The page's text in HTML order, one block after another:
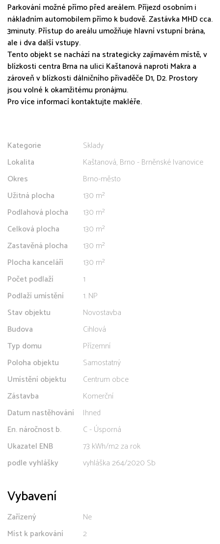
Parkování možné přímo před areálem. Příjezd osobním i
nákladním automobilem přímo k budově. Zastávka MHD cca.
3minuty. Přístup do areálu umožňuje hlavní vstupní brána,
ale i dva další vstupy.
Tento objekt se nachází na strategicky zajímavém místě, v
blízkosti centra Brna na ulici Kaštanová naproti Makra a
zároveň v blízkosti dálničního přivaděče D1, D2. Prostory
jsou volné k okamžitému pronájmu.
Pro více informací kontaktujte makléře.
Kategorie
Sklady
Lokalita
Kaštanová, Brno - Brněnské Ivanovice
Okres
Brno-město
Užitná plocha
130 m²
Podlahová plocha
130 m²
Celková plocha
130 m²
Zastavěná plocha
130 m²
Plocha kanceláří
130 m²
Počet podlaží
1
Podlaží umístění
1. NP
Stav objektu
Novostavba
Budova
Cihlová
Typ domu
Přízemní
Poloha objektu
Samostatný
Umístění objektu
Centrum obce
Zástavba
Komerční
Datum nastěhování
Ihned
En. náročnost b.
C - Úsporná
Ukazatel ENB
73 kWh/m2 za rok
podle vyhlášky
vyhláška 264/2020 Sb
Vybavení
Zařízený
Ne
Míst k parkování
2